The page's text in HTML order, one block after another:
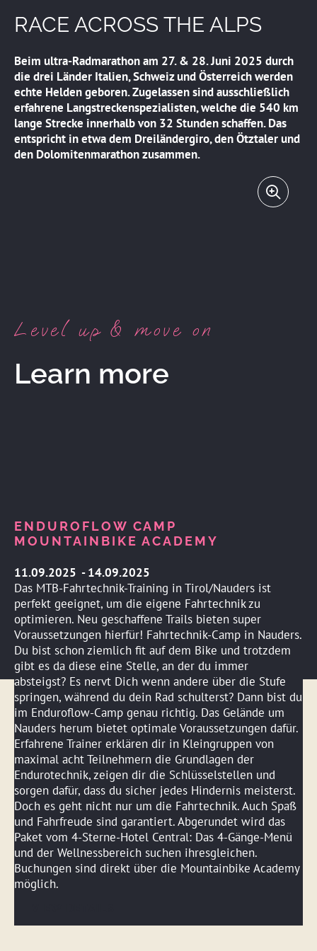
RACE ACROSS THE ALPS
Beim ultra-Radmarathon am 27. & 28. Juni 2025 durch
die drei Länder Italien, Schweiz und Österreich werden
echte Helden geboren. Zugelassen sind ausschließlich
erfahrene Langstreckenspezialisten, welche die 540 km
lange Strecke innerhalb von 32 Stunden schaffen. Das
entspricht in etwa dem Dreiländergiro, den Ötztaler und
den Dolomitenmarathon zusammen.
Level up & move on
Learn more
ENDUROFLOW CAMP
MOUNTAINBIKE ACADEMY
11.09.2025 - 14.09.2025
Das MTB-Fahrtechnik-Training in Tirol/Nauders ist
perfekt geeignet, um die eigene Fahrtechnik zu
optimieren. Neu geschaffene Trails bieten super
Voraussetzungen hierfür! Fahrtechnik-Camp in Nauders.
Du bist schon ziemlich fit auf dem Bike und trotzdem
gibt es da diese eine Stelle, an der du immer
absteigst? Es nervt Dich wenn andere über die Stufe
springen, während du dein Rad schulterst? Dann bist du
im Enduroflow-Camp genau richtig. Das Gelände um
Nauders herum bietet optimale Voraussetzungen dafür.
Erfahrene Trainer erklären dir in Kleingruppen von
maximal acht Teilnehmern die Grundlagen der
Endurotechnik, zeigen dir die Schlüsselstellen und
sorgen dafür, dass du sicher jedes Hindernis meisterst.
Doch es geht nicht nur um die Fahrtechnik. Auch Spaß
und Fahrfreude sind garantiert. Abgerundet wird das
Paket vom 4-Sterne-Hotel Central: Das 4-Gänge-Menü
und der Wellnessbereich suchen ihresgleichen.
Buchungen sind direkt über die Mountainbike Academy
möglich.